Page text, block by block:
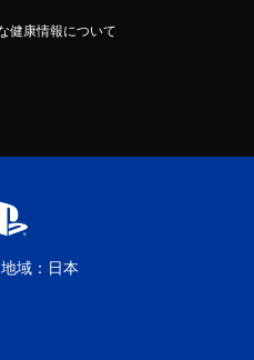
健康情報について
域：日本